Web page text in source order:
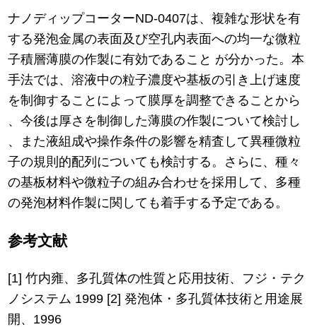
ナノディップコーターND-0407は、複雑な形状を有
する発泡金属の表面及び空孔内表面への均一な微粒
子積層薄膜の作製に有効であること が分かった。本
手法では、溶液中の粒子濃度や基板の引き上げ速度
を制御することによって膜厚を調整できることから
、今後は厚さを制御した薄膜の作製について検討し
、また液組成や操作条件の影響を精査して異種微粒
子の規則的配列についても検討する。さらに、種々
の基板材料や微粒子の組み合わせを採用して、多種
の発泡材料作製に関しても着手する予定である。
参考文献
[1] 竹内雍、多孔質体の性質と応用技術、フジ・テク
ノシステム 1999 [2] 発泡体・多孔質体技術と用途展
開、1996